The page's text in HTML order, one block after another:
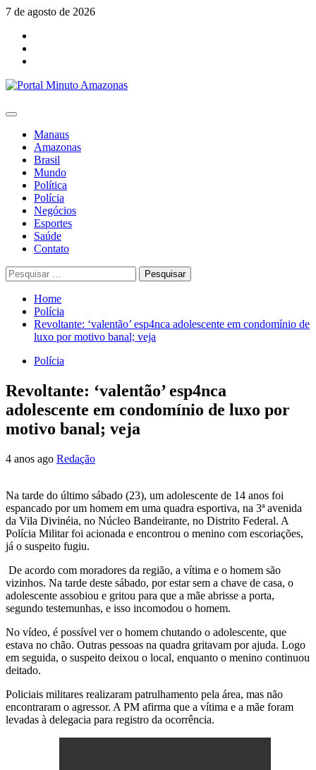
Skip
content
7 de agosto de 2026
Primary
Manaus
Amazonas
Brasil
Mundo
Política
Polícia
Negócios
Esportes
Saúde
Contato
Pesquisar
por:
Home
Polícia
Revoltante: ‘valentão’ esp4nca adolescente em condomínio de
luxo por motivo banal; veja
Polícia
Revoltante: ‘valentão’ esp4nca
adolescente em condomínio de luxo por
motivo banal; veja
4 anos ago Redação
Na tarde do último sábado (23), um adolescente de 14 anos foi
espancado por um homem em uma quadra esportiva, na 3ª avenida
da Vila Divinéia, no Núcleo Bandeirante, no Distrito Federal. A
Polícia Militar foi acionada e encontrou o menino com escoriações,
já o suspeito fugiu.
De acordo com moradores da região, a vítima e o homem são
vizinhos. Na tarde deste sábado, por estar sem a chave de casa, o
adolescente assobiou e gritou para que a mãe abrisse a porta,
segundo testemunhas, e isso incomodou o homem.
No vídeo, é possível ver o homem chutando o adolescente, que
estava no chão. Outras pessoas na quadra gritavam por ajuda. Logo
em seguida, o suspeito deixou o local, enquanto o menino continuou
deitado.
Policiais militares realizaram patrulhamento pela área, mas não
encontraram o agressor. A PM afirma que a vítima e a mãe foram
levadas à delegacia para registro da ocorrência.